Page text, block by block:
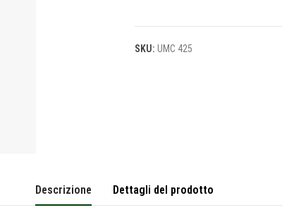
SKU: UMC 425
Descrizione Dettagli del prodotto